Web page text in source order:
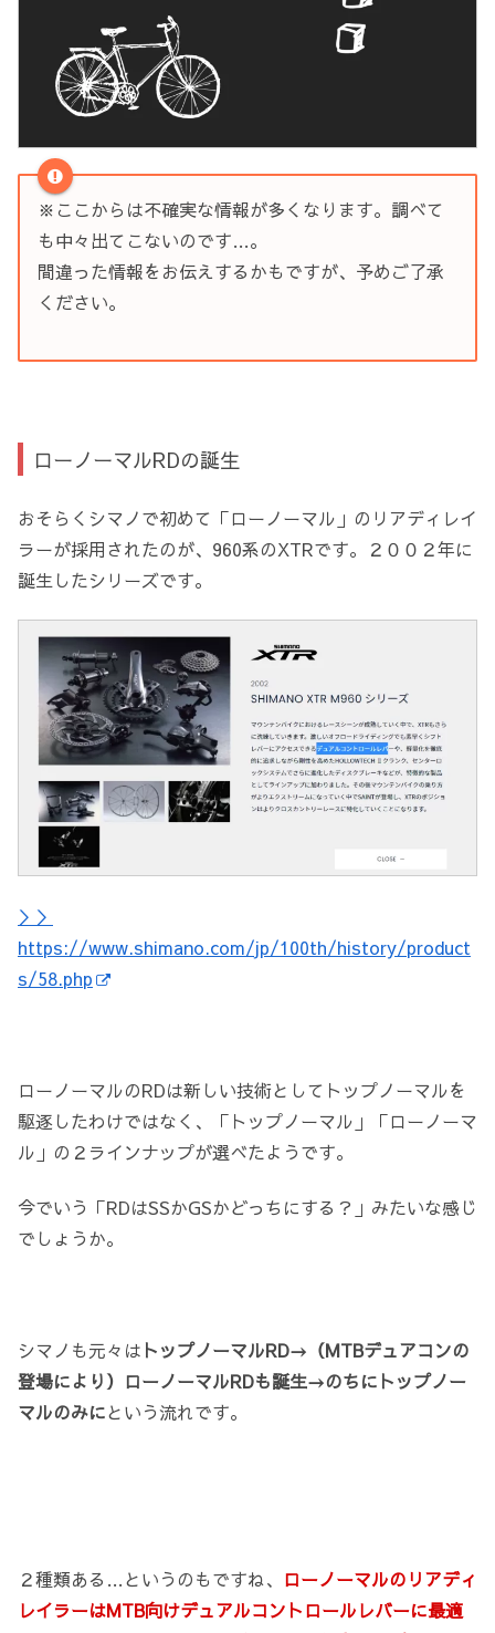
※ここからは不確実な情報が多くなります。調べて
も中々出てこないのです…。
間違った情報をお伝えするかもですが、 予めご了承
ください。
ローノーマルRDの誕生
おそらくシマノで初めて「ローノーマル」のリアディレイ
ラーが採用されたのが、960系のXTRです。２００２年に
誕生したシリーズです。
＞＞
https://www.shimano.com/jp/100th/history/product
s/58.php
ローノーマルのRDは新しい技術としてトップノーマルを
駆逐したわけではなく、「トップノーマル」「ローノーマ
ル」の２ラインナップが選べたようです。
今でいう「RDはSSかGSかどっちにする？」みたいな感じ
でしょうか。
シマノも元々は トップノーマルRD→（MTBデュアコンの
登場により）ローノーマルRDも誕生→のちにトップノー
マルのみにという流れです。
２種類ある…というのもですね、 ローノーマルのリアディ
レイラーはMTB向けデュアルコントロールレバーに最適